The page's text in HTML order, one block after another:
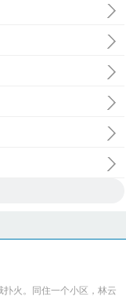
火。同住一个小区，林云